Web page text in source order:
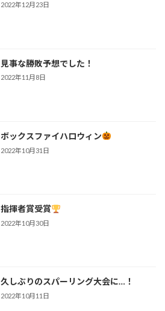
2022年12月23日
見事な勝敗予想でした！
2022年11月8日
ボックスファイハロウィン
2022年10月31日
指揮者賞受賞
2022年10月30日
久しぶりのスパーリング大会に…！
2022年10月11日